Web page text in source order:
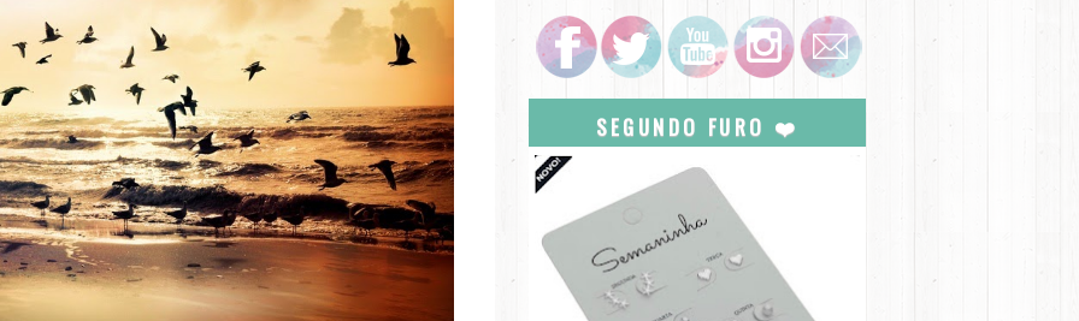
SEGUNDO FURO ❤️